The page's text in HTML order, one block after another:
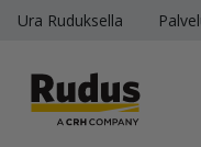
Ura Ruduksella